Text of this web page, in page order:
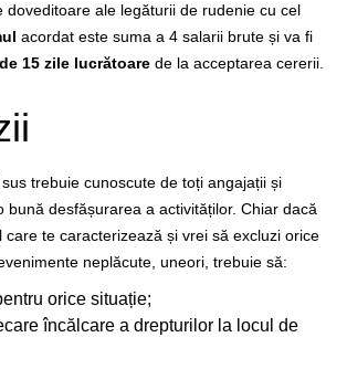
doveditoare ale legăturii de rudenie cu cel
acordat este suma a 4 salarii brute și va fi
15 zile lucrătoare de la acceptarea cererii.
trebuie cunoscute de toți angajații și
bună desfășurarea a activităților. Chiar dacă
care te caracterizează și vrei să excluzi orice
neplăcute, uneori, trebuie să:
orice situație;
încălcare a drepturilor la locul de